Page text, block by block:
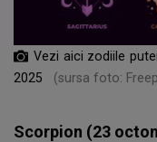
Vezi aici zodiile
2025
(sursa foto:
Scorpion (23